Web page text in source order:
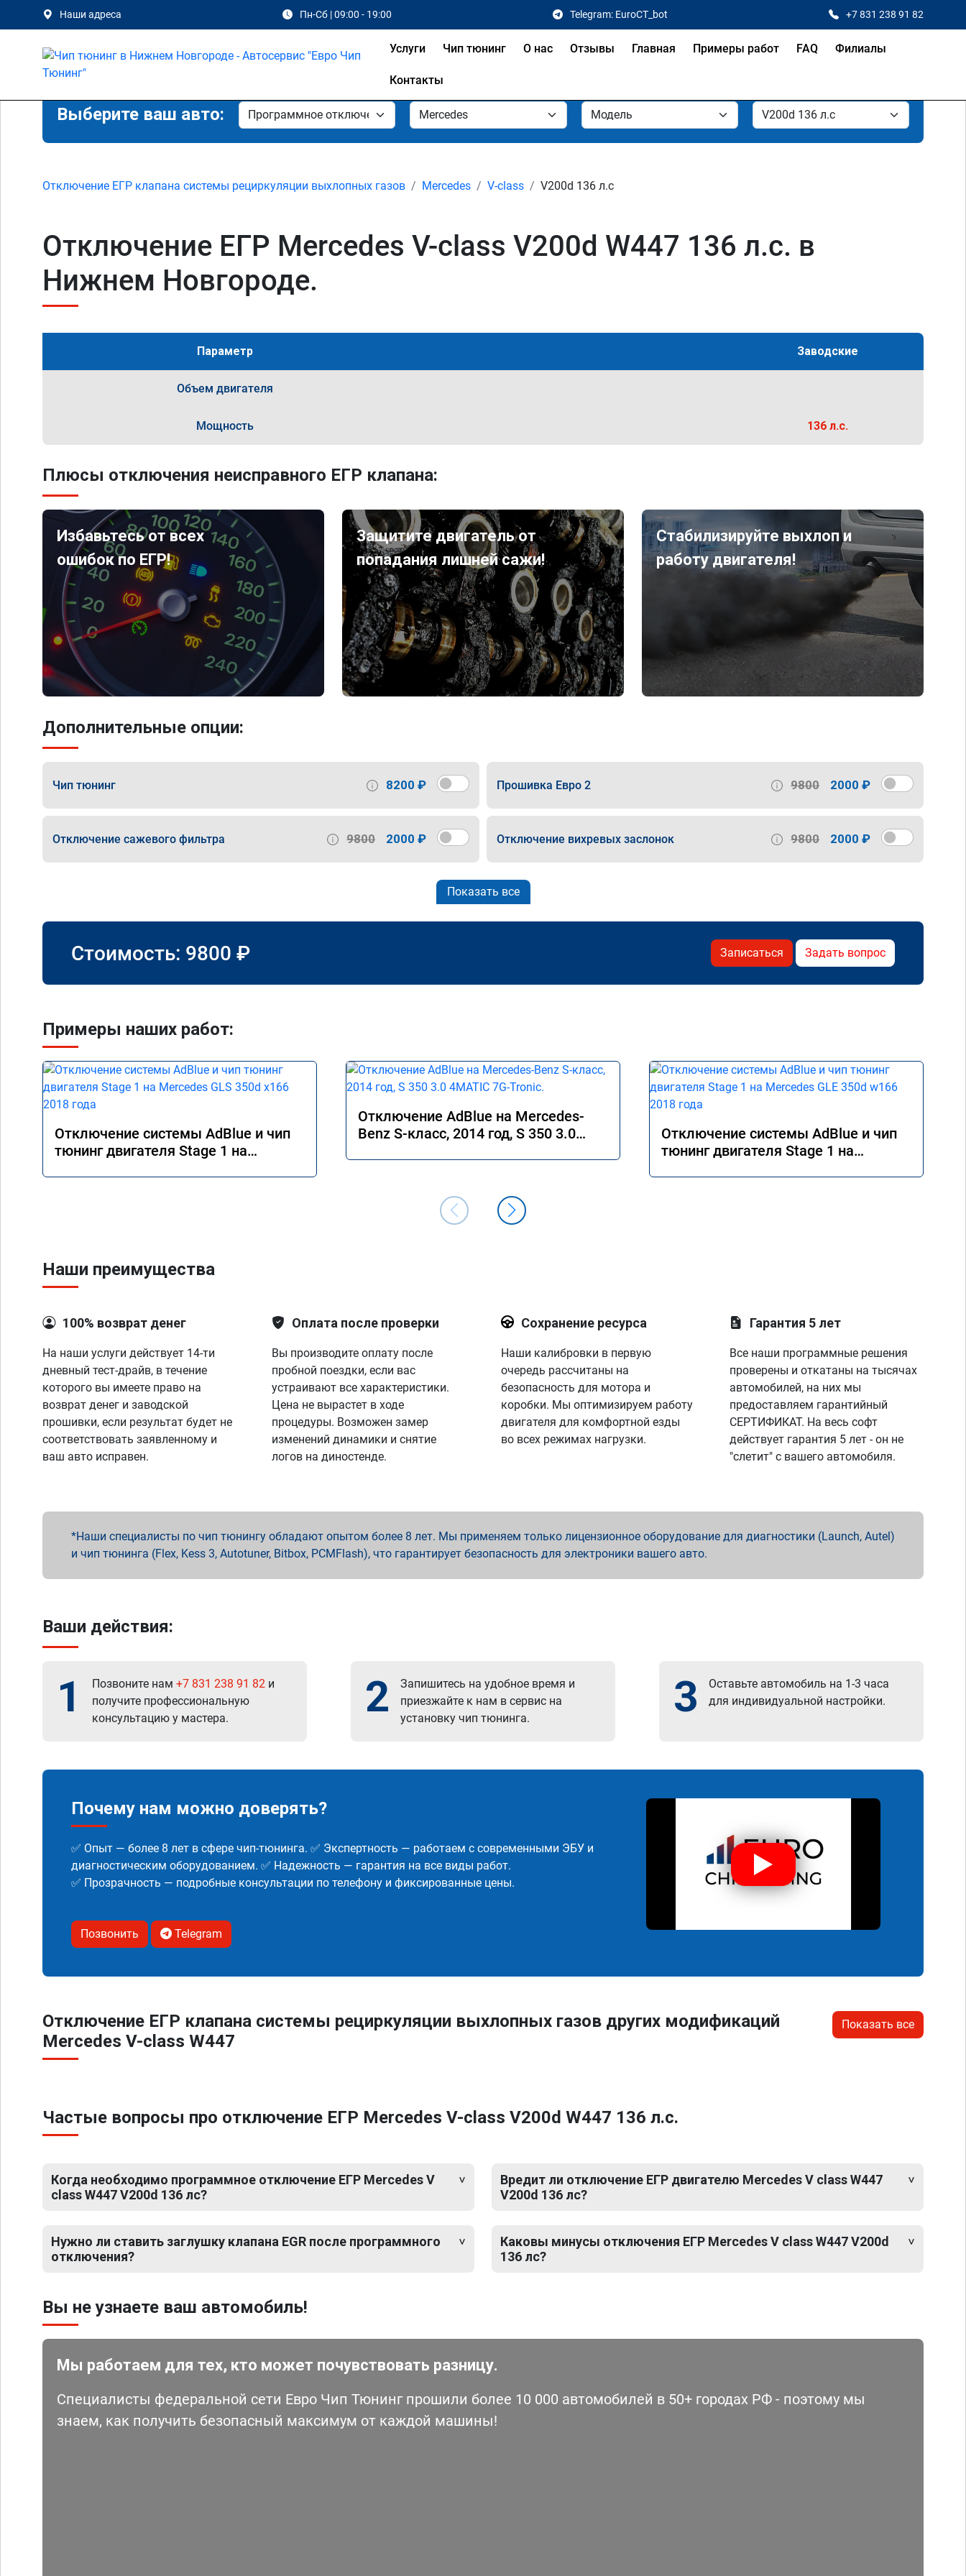
Наши адреса Пн-Сб | 09:00 - 19:00 Telegram: EuroCT_bot +7 831 238 91 82
Услуги Чип тюнинг О нас Отзывы Главная Примеры работ FAQ Филиалы
Контакты
Выберите ваш авто:
Отключение ЕГР клапана системы рециркуляции выхлопных газов Mercedes V-class V200d 136 л.с
Отключение ЕГР Mercedes V-class V200d W447 136 л.с. в
Нижнем Новгороде.
Параметр Заводские
Объем двигателя
Мощность 136 л.с.
Плюсы отключения неисправного ЕГР клапана:
Избавьтесь от всех
ошибок по ЕГР!
Защитите двигатель от
попадания лишней сажи!
Стабилизируйте выхлоп и
работу двигателя!
Дополнительные опции:
Чип тюнинг 8200 ₽ Прошивка Евро 2 9800 2000 ₽
Отключение сажевого фильтра 9800 2000 ₽ Отключение вихревых заслонок 9800 2000 ₽
Показать все
Стоимость: 9800 ₽ Записаться Задать вопрос
Примеры наших работ:
Отключение системы AdBlue и чип
тюнинг двигателя Stage 1 на
Отключение AdBlue на Mercedes-
Benz S-класс, 2014 год, S 350 3.0
Отключение системы AdBlue и чип
тюнинг двигателя Stage 1 на
Наши преимущества
100% возврат денег
На наши услуги действует 14-ти
дневный тест-драйв, в течение
которого вы имеете право на
возврат денег и заводской
прошивки, если результат будет не
соответствовать заявленному и
ваш авто исправен.
Оплата после проверки
Вы производите оплату после
пробной поездки, если вас
устраивают все характеристики.
Цена не вырастет в ходе
процедуры. Возможен замер
изменений динамики и снятие
логов на диностенде.
Сохранение ресурса
Наши калибровки в первую
очередь рассчитаны на
безопасность для мотора и
коробки. Мы оптимизируем работу
двигателя для комфортной езды
во всех режимах нагрузки.
Гарантия 5 лет
Все наши программные решения
проверены и откатаны на тысячах
автомобилей, на них мы
предоставляем гарантийный
СЕРТИФИКАТ. На весь софт
действует гарантия 5 лет - он не
"слетит" с вашего автомобиля.
Наши специалисты по чип тюнингу обладают опытом более 8 лет. Мы применяем только лицензионное оборудование для диагностики (Launch, Autel)
и чип тюнинга (Flex, Kess 3, Autotuner, Bitbox, PCMFlash), что гарантирует безопасность для электроники вашего авто.
Ваши действия:
1 Позвоните нам +7 831 238 91 82 и
получите профессиональную
консультацию у мастера.
2
Запишитесь на удобное время и
приезжайте к нам в сервис на
установку чип тюнинга.
3
Оставьте автомобиль на 1-3 часа
для индивидуальной настройки.
Почему нам можно доверять?
✅ Опыт — более 8 лет в сфере чип-тюнинга. ✅ Экспертность — работаем с современными ЭБУ и
диагностическим оборудованием. ✅ Надежность — гарантия на все виды работ.
✅ Прозрачность — подробные консультации по телефону и фиксированные цены.
Позвонить Telegram
Отключение ЕГР клапана системы рециркуляции выхлопных газов других модификаций
Mercedes V-class W447
Показать все
Частые вопросы про отключение ЕГР Mercedes V-class V200d W447 136 л.с.
Когда необходимо программное отключение ЕГР Mercedes V
class W447 V200d 136 лс?
Нужно ли ставить заглушку клапана EGR после программного
отключения?
Вредит ли отключение ЕГР двигателю Mercedes V class W447
V200d 136 лс?
Каковы минусы отключения ЕГР Mercedes V class W447 V200d
136 лс?
Вы не узнаете ваш автомобиль!
Мы работаем для тех, кто может почувствовать разницу.
Специалисты федеральной сети Евро Чип Тюнинг прошили более 10 000 автомобилей в 50+ городах РФ - поэтому мы
знаем, как получить безопасный максимум от каждой машины!